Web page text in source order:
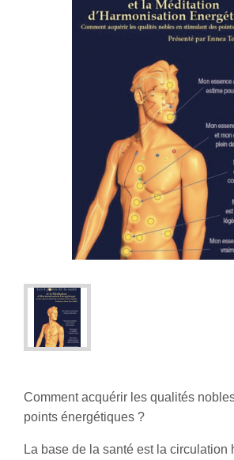
Comment acquérir les qualités
points énergétiques ?
La base de la santé est la circulation